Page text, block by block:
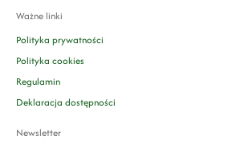
Ważne linki
Polityka prywatności
Polityka cookies
Regulamin
Deklaracja dostępności
Newsletter